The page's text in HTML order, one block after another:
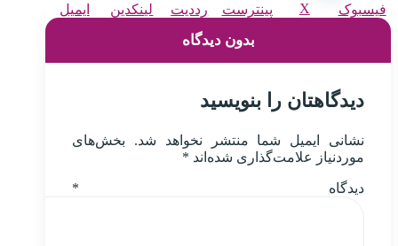
فیسبوک X پینترست رددیت لینکدین ایمیل
بدون دیدگاه
دیدگاهتان را بنویسید
نشانی ایمیل شما منتشر نخواهد شد.
بخش‌های
موردنیاز علامت‌گذاری شده‌اند *
دیدگاه *